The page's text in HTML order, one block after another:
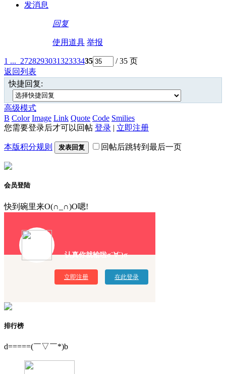
发消息
回复
使用道具 举报
1 ... 272829303132333435
/ 35 页
返回列表
快捷回复:
高级模式
B Color Image Link Quote Code Smilies
您需要登录后才可以回帖 登录 | 立即注册
本版积分规则 发表回复 回帖后跳转到最后一页
会员登陆
快到碗里来O(∩_∩)O嗯!
认真你就输啦σ`∀´)σ
立即注册 在此登录
排行榜
d=====(￣▽￣*)b